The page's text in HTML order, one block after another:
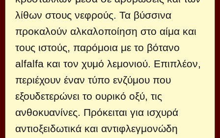
λίθων στους νεφρούς. Τα βύσσινα
προκαλούν αλκαλοποίηση στο αίμα και
τους ιστούς, παρόμοια με το βότανο
alfalfa και τον χυμό λεμονιού. Επιπλέον,
περιέχουν έναν τύπο ενζύμου που
εξουδετερώνει το ουρικό οξύ, τις
ανθοκυανίνες. Πρόκειται για ισχυρά
αντιοξειδωτικά και αντιφλεγμονώδη